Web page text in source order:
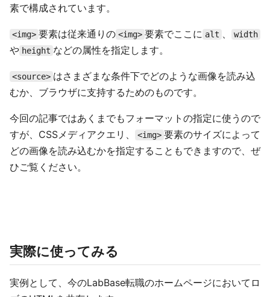
素で構成されています。
<img> 要素は従来通りの <img> 要素でここに alt 、 width
や height などの属性を指定します。
<source> はさまざまな条件下でどのような画像を読み込
むか、ブラウザに支持するためのものです。
今回の記事ではあくまでもフォーマットの指定に使うので
すが、CSSメディアクエリ、
<img> 要素のサイズによって
どの画像を読み込むかを指定することもできますので、ぜ
ひご覧ください。
実際に使ってみる
実例として、今のLabBase転職のホームページにおいてロ